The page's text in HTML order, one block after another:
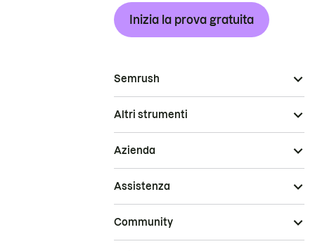
Inizia la prova gratuita
Semrush
Altri strumenti
Azienda
Assistenza
Community